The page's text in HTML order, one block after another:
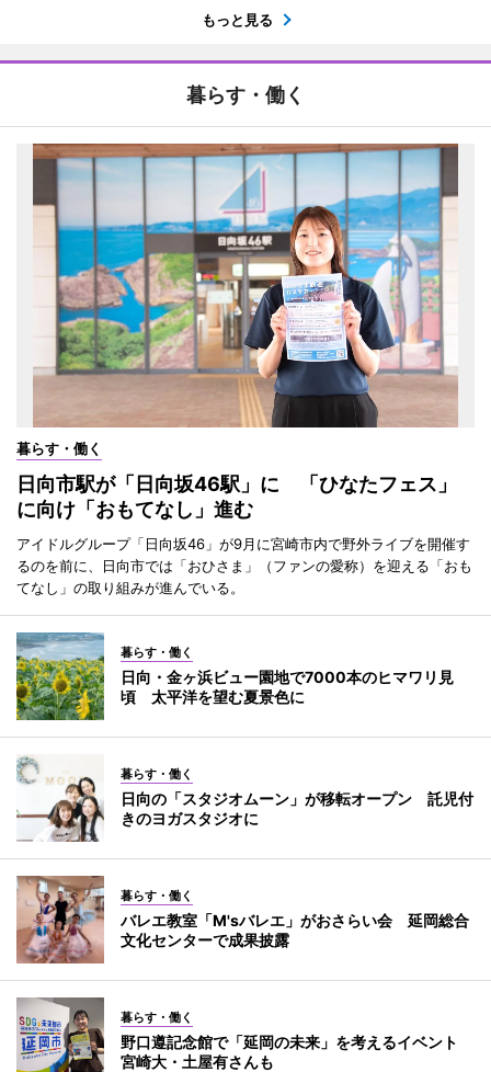
もっと見る
暮らす・働く
暮らす・働く
日向市駅が「日向坂46駅」に 「ひなたフェス」
に向け「おもてなし」進む
アイドルグループ「日向坂46」が9月に宮崎市内で野外ライブを開催す
るのを前に、日向市では「おひさま」（ファンの愛称）を迎える「おも
てなし」の取り組みが進んでいる。
暮らす・働く
日向・金ヶ浜ビュー園地で7000本のヒマワリ見
頃 太平洋を望む夏景色に
暮らす・働く
日向の「スタジオムーン」が移転オープン 託児付
きのヨガスタジオに
暮らす・働く
バレエ教室「M'sバレエ」がおさらい会 延岡総合
文化センターで成果披露
暮らす・働く
野口遵記念館で「延岡の未来」を考えるイベント
宮崎大・土屋有さんも